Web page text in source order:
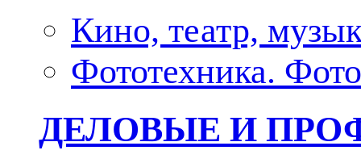
Кино, театр,
Фототехника.
ДЕЛОВЫЕ И